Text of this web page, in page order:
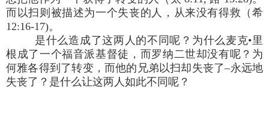
而以扫则被描述为一个失丧的人，从来没有得救（希
12:16-17)。
是什么造成了这两人的不同呢？为什么麦克•里
根成了一个福音派基督徒，而罗纳二世却没有呢？为
何雅各得到了转变，而他的兄弟以扫却失丧了–永远地
失丧了？是什么让这两人如此不同呢？